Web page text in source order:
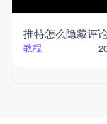
推特怎么隐藏评
教程